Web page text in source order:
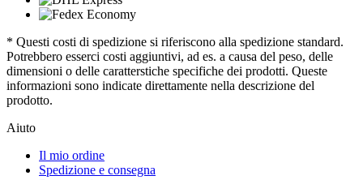
* Questi costi di spedizione si riferiscono alla spedizione standard.
Potrebbero esserci costi aggiuntivi, ad es. a causa del peso, delle
dimensioni o delle caratterstiche specifiche dei prodotti. Queste
informazioni sono indicate direttamente nella descrizione del
prodotto.
Aiuto
Il mio ordine
Spedizione e consegna